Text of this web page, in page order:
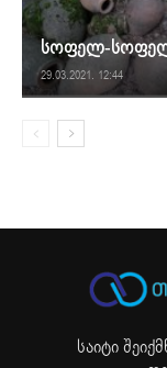
სოფელ-
29.03.2021. 12:44
საიტი